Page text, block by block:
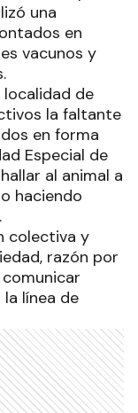
una
en
vacunos y
de
la faltante
en forma
Especial de
al animal a
haciendo
colectiva y
razón por
línea de